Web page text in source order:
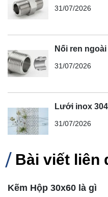
31/07/2026
Nối ren
31/07/2026
Lưới inox
31/07/2026
Bài viết liên
Kẽm Hộp 30x60 là gì